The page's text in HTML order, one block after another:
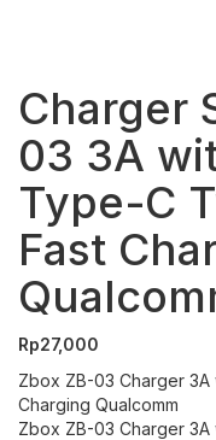
Charger
03 3A
Type-C
Fast
Rp27,000
Zbox ZB-03 Charger
Charging Qualcomm
Zbox ZB-03 Charger 3A